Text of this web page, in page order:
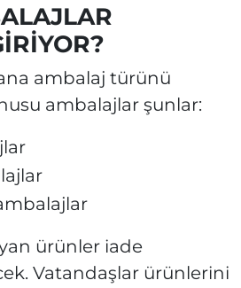
ambalaj türünü
ambalajlar şunlar:
ürünler iade
Vatandaşlar ürünlerini